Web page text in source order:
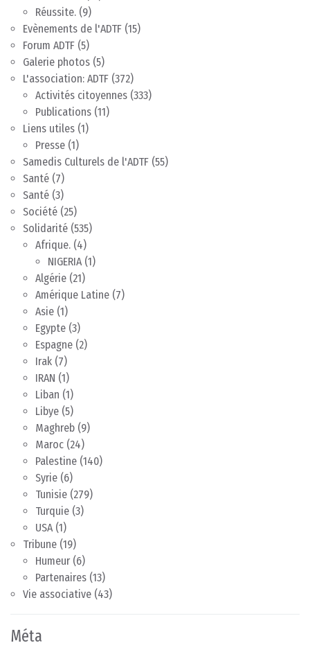
Réussite. (9)
Evènements de l'ADTF (15)
Forum ADTF (5)
Galerie photos (5)
L'association: ADTF (372)
Activités citoyennes (333)
Publications (11)
Liens utiles (1)
Presse (1)
Samedis Culturels de l'ADTF (55)
Santé (7)
Santé (3)
Société (25)
Solidarité (535)
Afrique. (4)
NIGERIA(1)
Algérie (21)
Amérique Latine (7)
Asie (1)
Egypte (3)
Espagne (2)
Irak (7)
IRAN (1)
Liban (1)
Libye (5)
Maghreb (9)
Maroc (24)
Palestine (140)
Syrie (6)
Tunisie (279)
Turquie (3)
USA(1)
Tribune (19)
Humeur (6)
Partenaires (13)
Vie associative (43)
Méta